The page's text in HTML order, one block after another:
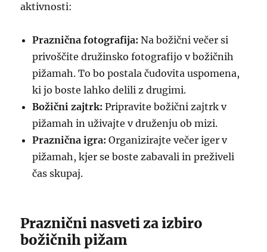
aktivnosti:
Praznična fotografija: Na božični večer si
privoščite družinsko fotografijo v božičnih
pižamah. To bo postala čudovita uspomena,
ki jo boste lahko delili z drugimi.
Božični zajtrk: Pripravite božični zajtrk v
pižamah in uživajte v druženju ob mizi.
Praznična igra: Organizirajte večer iger v
pižamah, kjer se boste zabavali in preživeli
čas skupaj.
Praznični nasveti za izbiro
božičnih pižam